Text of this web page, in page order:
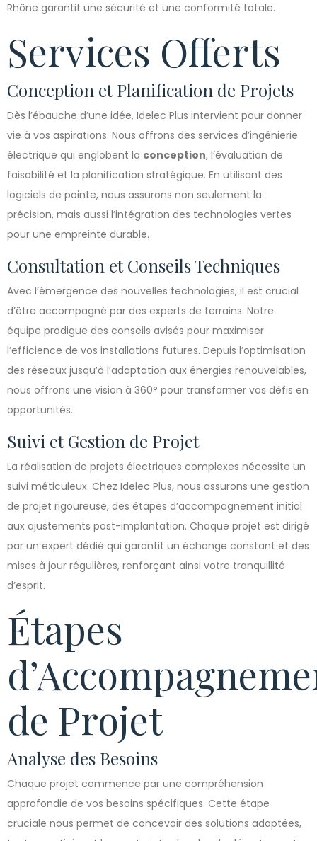
Rhône garantit une sécurité et une conformité totale.
Services Offerts
Conception et Planification de Projets
Dès l’ébauche d’une idée, Idelec Plus intervient pour donner
vie à vos aspirations. Nous offrons des services d’ingénierie
électrique qui englobent la conception, l’évaluation de
faisabilité et la planification stratégique. En utilisant des
logiciels de pointe, nous assurons non seulement la
précision, mais aussi l’intégration des technologies vertes
pour une empreinte durable.
Consultation et Conseils Techniques
Avec l’émergence des nouvelles technologies, il est crucial
d’être accompagné par des experts de terrains. Notre
équipe prodigue des conseils avisés pour maximiser
l’efficience de vos installations futures. Depuis l’optimisation
des réseaux jusqu’à l’adaptation aux énergies renouvelables,
nous offrons une vision à 360° pour transformer vos défis en
opportunités.
Suivi et Gestion de Projet
La réalisation de projets électriques complexes nécessite un
suivi méticuleux. Chez Idelec Plus, nous assurons une gestion
de projet rigoureuse, des étapes d’accompagnement initial
aux ajustements post-implantation. Chaque projet est dirigé
par un expert dédié qui garantit un échange constant et des
mises à jour régulières, renforçant ainsi votre tranquillité
d’esprit.
Étapes
de Projet
Analyse des Besoins
Chaque projet commence par une compréhension
approfondie de vos besoins spécifiques. Cette étape
cruciale nous permet de concevoir des solutions adaptées,